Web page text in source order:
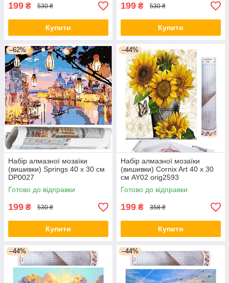
199 ₴ 530 ₴
Купити
199 ₴ 530 ₴
Купити
–62%
Набір алмазної мозаїки
(вишивки) Springs 40 x 30 см
DP0027
Готово до відправки
199 ₴ 530 ₴
Купити
–44%
Набір алмазної мозаїки
(вишивки) Cornix Art 40 x 30
см AY02 orig2593
Готово до відправки
199 ₴ 358 ₴
Купити
–44% –44%